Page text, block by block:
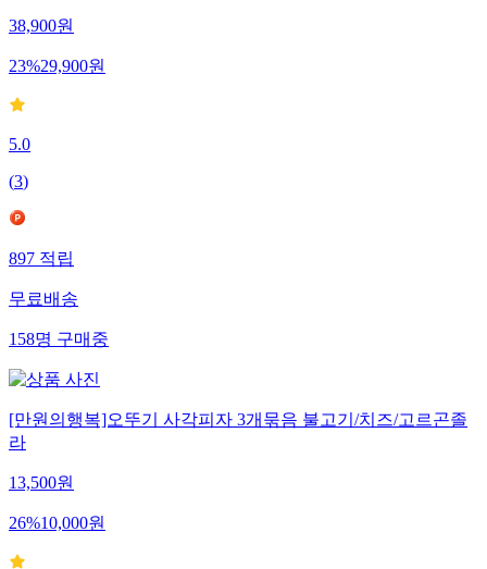
38,900원
23%29,900원
5.0
(3)
897적립
무료배송
158명구매중
[만원의행복]오뚜기 사각피자 3개묶음 불고기/치즈/고르곤졸
라
13,500원
26%10,000원